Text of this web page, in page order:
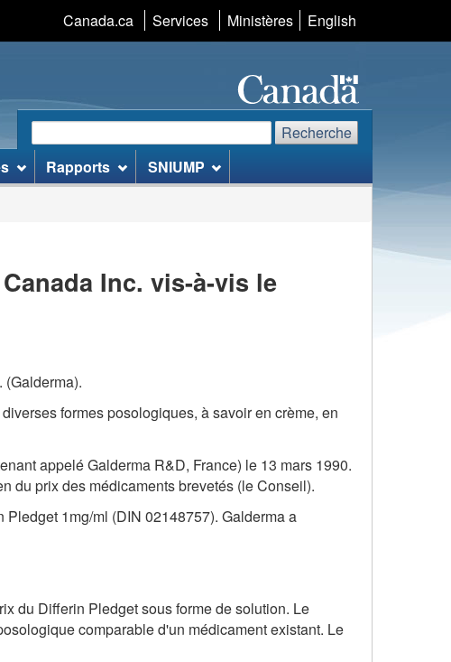
Canada.ca Services Ministères S�lection
de
langue
English
Recherche
le
site
Web
Recherche
Rapports SNIUMP
Inc. vis-à-vis le
formes posologiques, à savoir en crème, en
appelé Galderma R&D, France) le 13 mars 1990.
du prix des médicaments brevetés (le Conseil).
1mg/ml (DIN 02148757). Galderma a
du Differin Pledget sous forme de solution. Le
comparable d'un médicament existant. Le